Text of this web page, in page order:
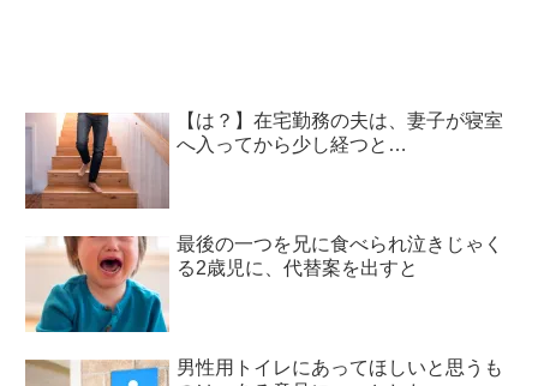
【は？】在宅勤務の夫は、妻子が寝室
へ入ってから少し経つと…
最後の一つを兄に食べられ泣きじゃく
る2歳児に、代替案を出すと
男性用トイレにあってほしいと思うも